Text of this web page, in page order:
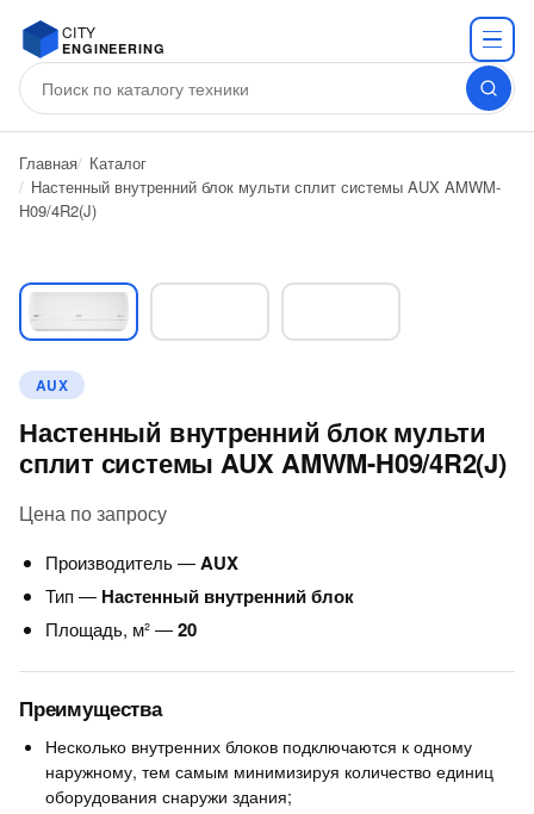
CITY
ENGINEERING
Главная Каталог
Настенный внутренний блок мульти сплит системы AUX AMWM-
H09/4R2(J)
AUX
Настенный внутренний блок мульти
сплит системы AUX AMWM-H09/4R2(J)
Цена по запросу
Производитель —AUX
Тип — Настенный внутренний блок
Площадь, м² —20
Преимущества
Несколько внутренних блоков подключаются к одному
наружному, тем самым минимизируя количество единиц
оборудования снаружи здания;